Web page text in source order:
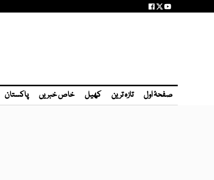
صفحۂ اول تازہ ترین کھیل خاص خبریں پاکستان